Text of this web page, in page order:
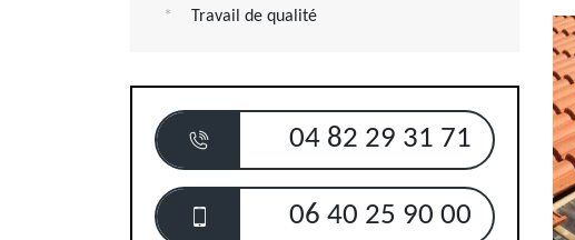
Travail de qualité
04 82 29 31 71
06 40 25 90 00